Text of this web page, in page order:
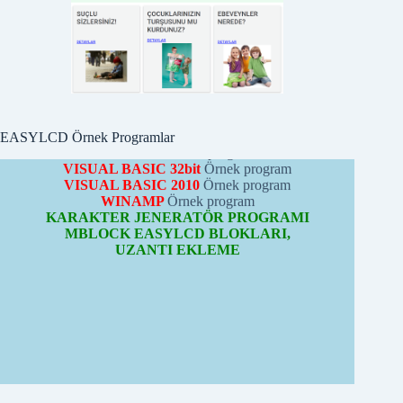
EASYLCD Örnek Programlar
PICBASICÖrnek programları
PROTONBASICÖrnek program
ARDUİNOÖrnek programları
CCS-C
Örnek program
PYTHONÖrnek program
MBLOCKÖrnek program
WINAMPÖrnek program
MBLOCK EASYLCD BLOKLARI,
UZANTI EKLEME